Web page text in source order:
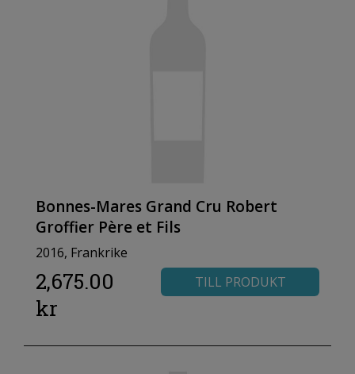
Bonnes-Mares Grand Cru Robert
Groffier Père et Fils
2016, Frankrike
2,675.00
kr
TILL PRODUKT